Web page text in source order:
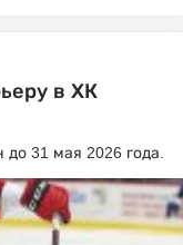
в ХК
31 мая 2026 года.